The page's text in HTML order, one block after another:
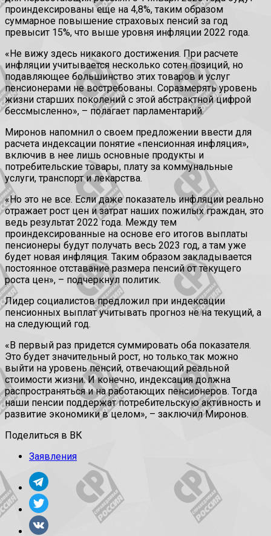
проиндексированы еще на 4,8%, таким образом
суммарное повышение страховых пенсий за год
превысит 15%, что выше уровня инфляции 2022 года.
«Не вижу здесь никакого достижения. При расчете
инфляции учитывается несколько сотен позиций, но
подавляющее большинство этих товаров и услуг
пенсионерами не востребованы. Соразмерять уровень
жизни старших поколений с этой абстрактной цифрой
бессмысленно», – полагает парламентарий.
Миронов напомнил о своем предложении ввести для
расчета индексации понятие «пенсионная инфляция»,
включив в нее лишь основные продукты и
потребительские товары, плату за коммунальные
услуги, транспорт и лекарства.
«Но это не все. Если даже показатель инфляции реально
отражает рост цен и затрат наших пожилых граждан, это
ведь результат 2022 года. Между тем
проиндексированные на основе его итогов выплаты
пенсионеры будут получать весь 2023 год, а там уже
будет новая инфляция. Таким образом закладывается
постоянное отставание размера пенсий от текущего
роста цен», – подчеркнул политик.
Лидер социалистов предложил при индексации
пенсионных выплат учитывать прогноз не на текущий, а
на следующий год.
«В первый раз придется суммировать оба показателя.
Это будет значительный рост, но только так можно
выйти на уровень пенсий, отвечающий реальной
стоимости жизни. И конечно, индексация должна
распространяться и на работающих пенсионеров. Тогда
наши пенсии поддержат потребительскую активность и
развитие экономики в целом», – заключил Миронов.
Поделиться в ВК
Заявления